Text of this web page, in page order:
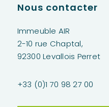
Nous contacter
Immeuble AIR
2-10 rue Chaptal,
92300 Levallois Perret
+33 (0)1 70 98 27 00